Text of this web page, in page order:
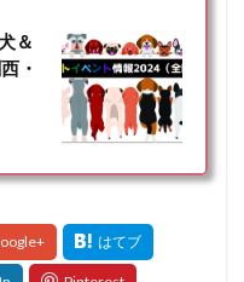
＆
・